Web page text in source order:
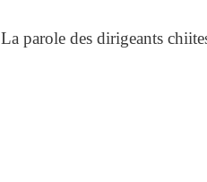
La parole des dirigeants